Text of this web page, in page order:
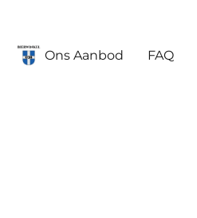
Ons Aanbod FAQ